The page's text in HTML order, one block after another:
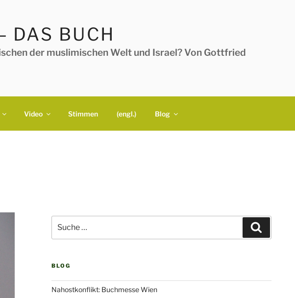
DAS BUCH
der muslimischen Welt und Israel? Von Gottfried
Video Stimmen (engl.) Blog
nach:
BLOG
Nahostkonflikt: Buchmesse Wien